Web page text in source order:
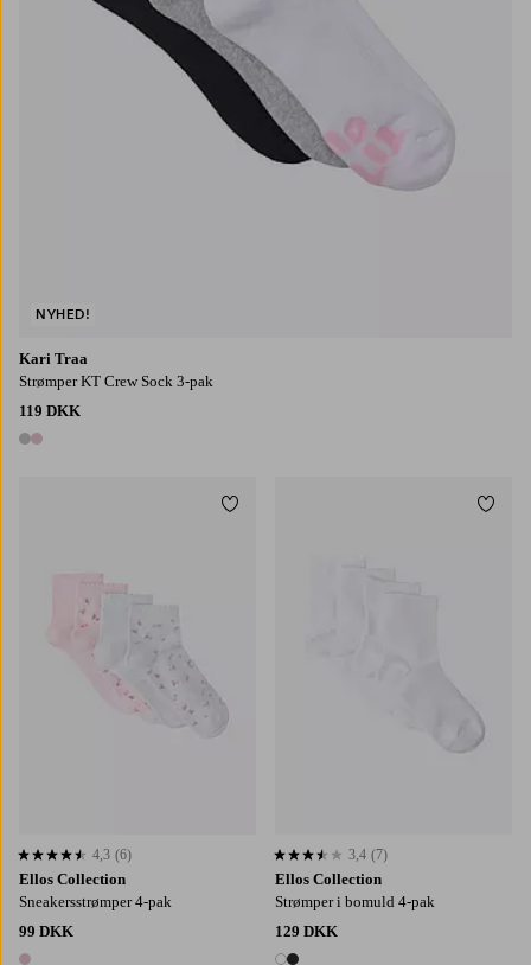
Kari Traa
Strømper KT Crew Sock 3-pak
119 DKK
2 farver
NYHED!
Ellos Collection
Sneakersstrømper 4-pak
99 DKK
4,3 baseret på 6 bedømmelser
4,3 (6)
Tilføj til favoritter
Ellos Collection
Strømper i bomuld 4-pak
129 DKK
3,4 baseret på 7 bedømmelser
3,4 (7)